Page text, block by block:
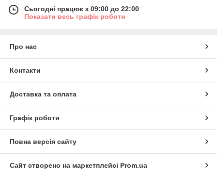
Сьогодні працює з 09:00 до 22:00
Показати весь графік роботи
Про нас
Контакти
Доставка та оплата
Графік роботи
Повна версія сайту
Сайт створено на маркетплейсі Prom.ua